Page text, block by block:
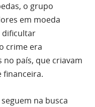
o grupo
em moeda
dificultar
crime era
país, que criavam
financeira.
na busca